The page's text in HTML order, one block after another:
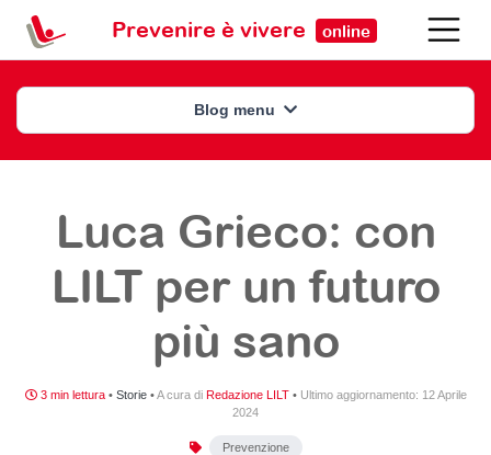
Prevenire è vivere online
Blog menu
Luca Grieco: con
LILT per un futuro
più sano
3 min lettura • Storie • A cura di Redazione LILT • Ultimo aggiornamento: 12 Aprile
2024
Prevenzione